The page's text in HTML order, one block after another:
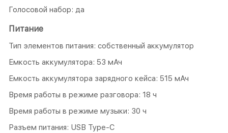
Голосовой набор: да
Питание
Тип элементов питания: собственный аккумулятор
Емкость аккумулятора: 53 мАч
Емкость аккумулятора зарядного кейса: 515 мАч
Время работы в режиме разговора: 18 ч
Время работы в режиме музыки: 30 ч
Разъем питания: USB Type-C